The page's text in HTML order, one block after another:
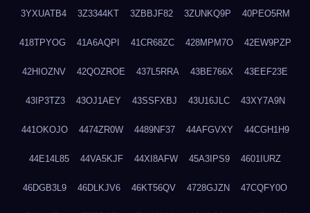
3YXUATB4 3Z3344KT 3ZBBJF82 3ZUNKQ9P 40PEO5RM
418TPYOG 41A6AQPI 41CR68ZC 428MPM7O 42EW9PZP
42HIOZNV 42QOZROE 437L5RRA 43BE766X 43EEF23E
43IP3TZ3 43OJ1AEY 43SSFXBJ 43U16JLC 43XY7A9N
441OKOJO 4474ZR0W 4489NF37 44AFGVXY 44CGH1H9
44E14L85 44VA5KJF 44XI8AFW 45A3IPS9 4601IURZ
46DGB3L9 46DLKJV6 46KT56QV 4728GJZN 47CQFY0O